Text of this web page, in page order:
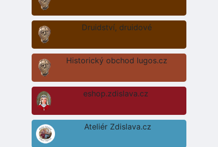
Druidství, druidové
Historický obchod lugos.cz
eshop.zdislava.cz
Ateliér Zdislava.cz